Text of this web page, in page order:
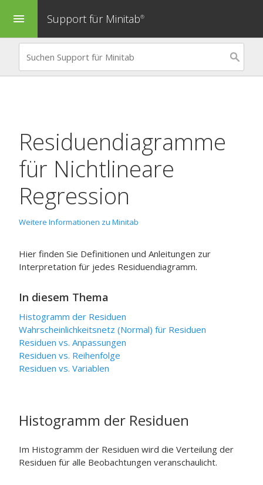
menu Support für Minitab®
Residuendiagramme
für Nichtlineare
Regression
Weitere Informationen zu Minitab
Hier finden Sie Definitionen und Anleitungen zur
Interpretation für jedes Residuendiagramm.
In diesem Thema
Histogramm der Residuen
Wahrscheinlichkeitsnetz (Normal) für Residuen
Residuen vs. Anpassungen
Residuen vs. Reihenfolge
Residuen vs. Variablen
Histogramm der Residuen
Im Histogramm der Residuen wird die Verteilung der
Residuen für alle Beobachtungen veranschaulicht.